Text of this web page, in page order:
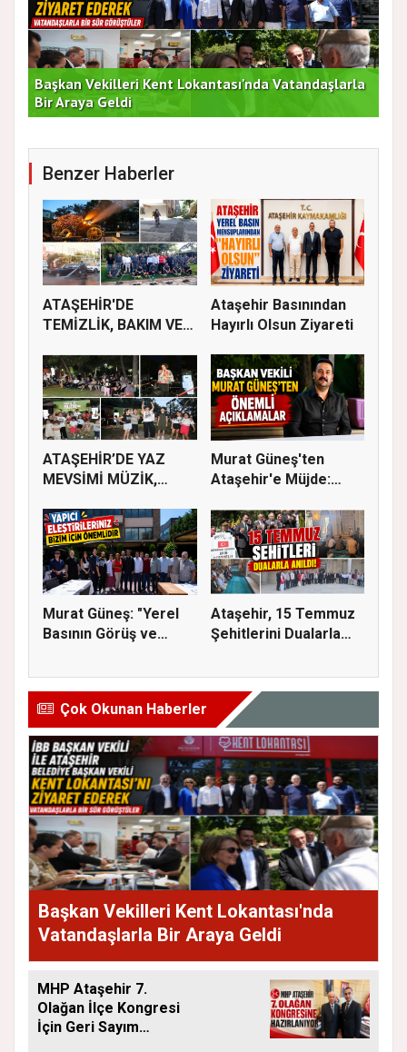
Başkan Vekilleri Kent Lokantası'nda Vatandaşlarla
Bir Araya Geldi
Benzer Haberler
ATAŞEHİR'DE
TEMİZLİK, BAKIM VE
Ataşehir Basınından
Hayırlı Olsun Ziyareti
ATAŞEHİR’DE YAZ
MEVSİMİ MÜZİK,
Murat Güneş'ten
Ataşehir'e Müjde:
Murat Güneş: "Yerel
Basının Görüş ve
Ataşehir, 15 Temmuz
Şehitlerini Dualarla
Çok Okunan Haberler
Başkan Vekilleri Kent Lokantası'nda
Vatandaşlarla Bir Araya Geldi
MHP Ataşehir 7.
Olağan İlçe Kongresi
İçin Geri Sayım